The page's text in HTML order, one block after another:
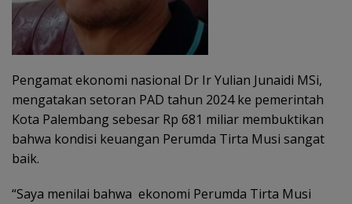
Pengamat ekonomi nasional Dr Ir Yulian Junaidi MSi,
mengatakan setoran PAD tahun 2024 ke pemerintah
Kota Palembang sebesar Rp 681 miliar membuktikan
bahwa kondisi keuangan Perumda Tirta Musi sangat
baik.
“Saya menilai bahwa ekonomi Perumda Tirta Musi